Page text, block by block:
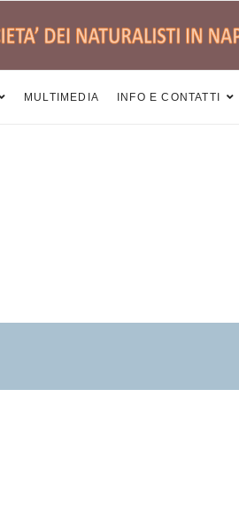
MULTIMEDIA INFO E CONTATTI